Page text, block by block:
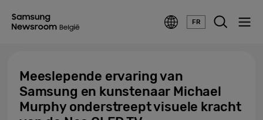
FR
Meeslepende ervaring van
Samsung en kunstenaar Michael
Murphy onderstreept visuele kracht